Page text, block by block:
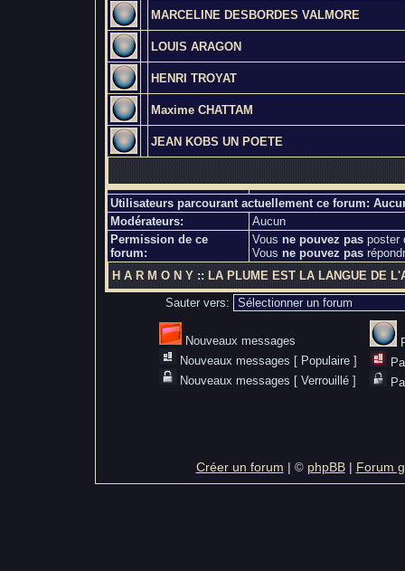
MARCELINE DESBORDES VALMORE
LOUIS ARAGON
HENRI TROYAT
Maxime CHATTAM
JEAN KOBS UN POETE
Utilisateurs parcourant actuellement ce forum:
Modérateurs:
Aucun
Permission de ce
forum:
Vous ne pouvez pasposter
Vous ne pouvez pas
H A R M O N Y:: LA PLUME EST LA LANGUE DE
Sauter vers:
Nouveaux messages
Nouveaux messages [ Populaire ]
Nouveaux messages [ Verrouillé ]
Créer un forum | © phpBB| Forum